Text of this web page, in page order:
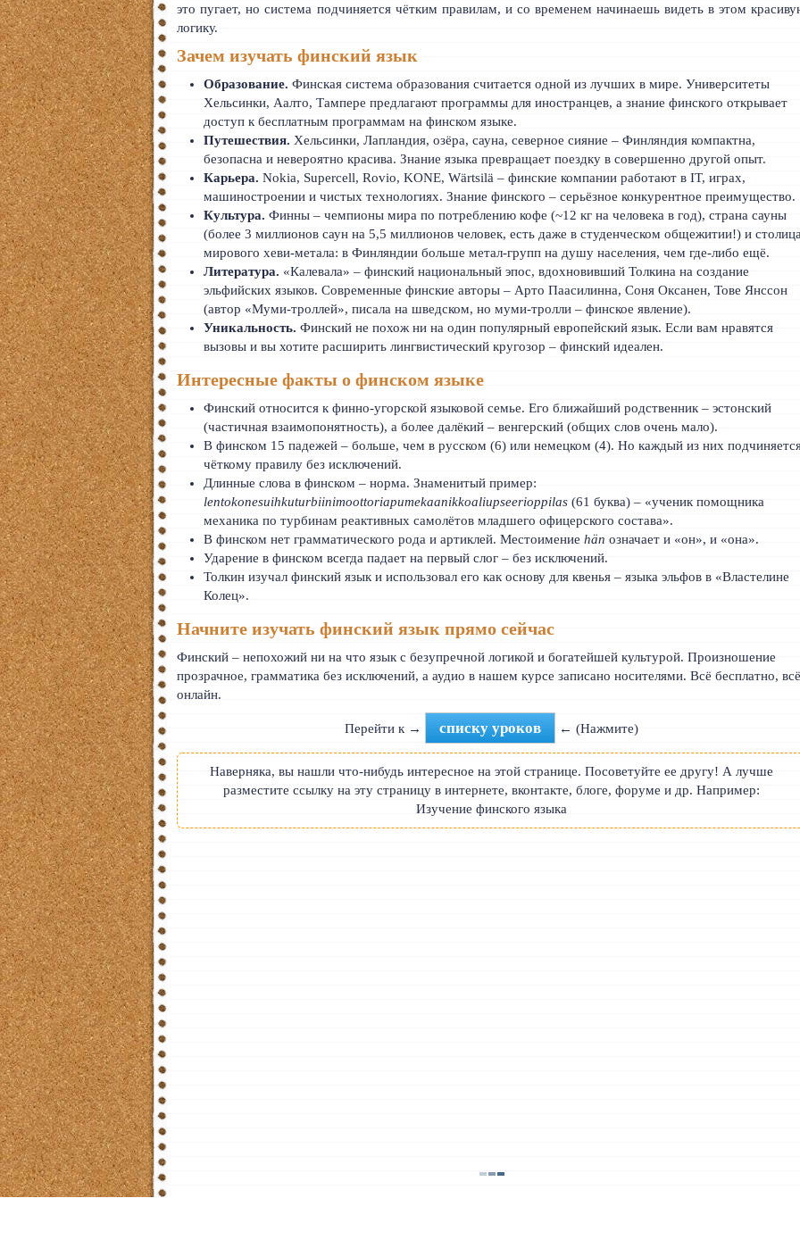
это пугает, но система подчиняется чётким правилам, и со временем начинаешь видеть в этом
логику.
Зачем изучать финский язык
Образование. Финская система образования считается одной из лучших в мире. Университеты
Хельсинки, Аалто, Тампере предлагают программы для иностранцев, а знание финского открывает
доступ к бесплатным программам на финском языке.
Путешествия. Хельсинки, Лапландия, озёра, сауна, северное сияние – Финляндия компактна,
безопасна и невероятно красива. Знание языка превращает поездку в совершенно другой опыт.
Карьера. Nokia, Supercell, Rovio, KONE, Wärtsilä – финские компании работают в IT, играх,
машиностроении и чистых технологиях. Знание финского – серьёзное конкурентное преимущество.
Культура. Финны – чемпионы мира по потреблению кофе (~12 кг на человека в год), страна сауны
(более 3 миллионов саун на 5,5 миллионов человек, есть даже в студенческом общежитии!) и
мирового хеви-метала: в Финляндии больше метал-групп на душу населения, чем где-либо ещё.
Литература. «Калевала» – финский национальный эпос, вдохновивший Толкина на создание
эльфийских языков. Современные финские авторы – Арто Паасилинна, Соня Оксанен, Тове Янссон
(автор «Муми-троллей», писала на шведском, но муми-тролли – финское явление).
Уникальность. Финский не похож ни на один популярный европейский язык. Если вам нравятся
вызовы и вы хотите расширить лингвистический кругозор – финский идеален.
Интересные факты о финском языке
Финский относится к финно-угорской языковой семье. Его ближайший родственник – эстонский
(частичная взаимопонятность), а более далёкий – венгерский (общих слов очень мало).
В финском 15 падежей – больше, чем в русском (6) или немецком (4). Но каждый из них
чёткому правилу без исключений.
Длинные слова в финском – норма. Знаменитый пример:
lentokonesuihkuturbiinimoottoriapumekaanikkoaliupseerioppilas (61 буква) – «ученик помощника
механика по турбинам реактивных самолётов младшего офицерского состава».
В финском нет грамматического рода и артиклей. Местоимениеhän означает и «он», и «она».
Ударение в финском всегда падает на первый слог – без исключений.
Толкин изучал финский язык и использовал его как основу для квенья – языка эльфов в «Властелине
Колец».
Начните изучать финский язык прямо сейчас
Финский – непохожий ни на что язык с безупречной логикой и богатейшей культурой. Произношение
прозрачное, грамматика без исключений, а аудио в нашем курсе записано носителями. Всё бесплатно,
онлайн.
Перейти к → списку уроков ← (Нажмите)
Наверняка, вы нашли что-нибудь интересное на этой странице. Посоветуйте ее другу! А лучше
разместите ссылку на эту страницу в интернете, вконтакте, блоге, форуме и др. Например:
Изучение финского языка